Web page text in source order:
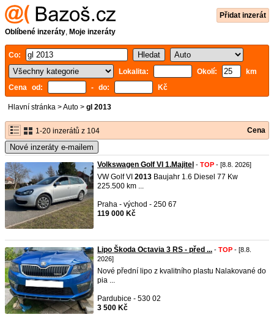
Přidat inzerát
Oblíbené inzeráty, Moje inzeráty
Co:
Lokalita:
Okolí:
km
Cena od:
- do: Kč
Hlavní stránka >Auto > gl 2013
1-20 inzerátů z 104 Cena
Nové inzeráty e-mailem
Volkswagen Golf VI 1.Majitel - TOP - [8.8. 2026]
VW Golf VI 2013 Baujahr 1.6 Diesel 77 Kw
225.500 km ...
Praha - východ - 250 67
119 000 Kč
Lipo Škoda Octavia 3 RS - před ... - TOP - [8.8.
2026]
Nové přední lipo z kvalitního plastu Nalakované do
pia ...
Pardubice - 530 02
3 500 Kč